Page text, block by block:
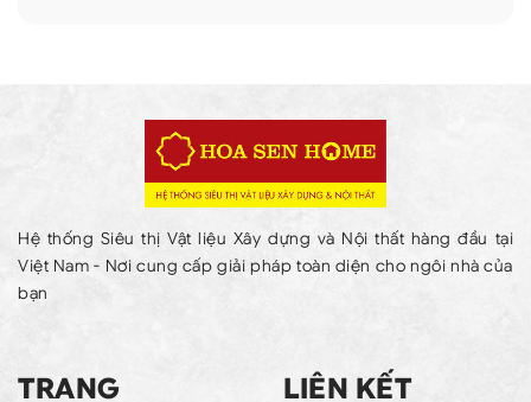
Hệ thống Siêu thị Vật liệu Xây dựng và Nội thất hàng đầu tại
Việt Nam - Nơi cung cấp giải pháp toàn diện cho ngôi nhà của
bạn
TRANG LIÊN KẾT